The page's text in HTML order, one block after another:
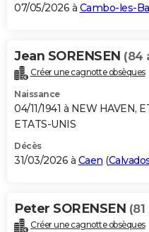
BONS PLANS
Carte de Noël
Carte Bonne année
Carte Saint-Valentin
Carte Pâques
Carte d'anniversaire
DICTIONNAIRE
Dictionnaire
Biographies
Citations
Expressions
Proverbes
PROGRAMME TV
COPAINS D'AVANT
S'inscrire
Se connecter
Lycées
Collèges
Primaires
Universités
Entreprises
Service militaire
Avis de recherche
AVIS DE DÉCÈS
Bricolage
Lifestyle
Culture
Sport
Auto
Television
Voyage
Cinema
07/05/2026 à Cambo-les-
Jean SORENSEN (84
Créer une cagnotte obsèques
Naissance
04/11/1941 à NEW HAVEN,
ETATS-UNIS
Décès
31/03/2026 à Caen (
Peter SORENSEN (81
Créer une cagnotte obsèques